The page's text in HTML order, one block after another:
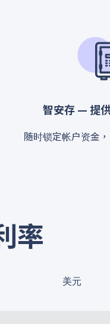
智安存 — 提
随时锁定帐户资金
率
美元